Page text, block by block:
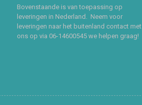
Bovenstaande is van toepassing op
leveringen in Nederland. Neem voor
leveringen naar het buitenland contact met
ons op via 06-14600545 we helpen graag!